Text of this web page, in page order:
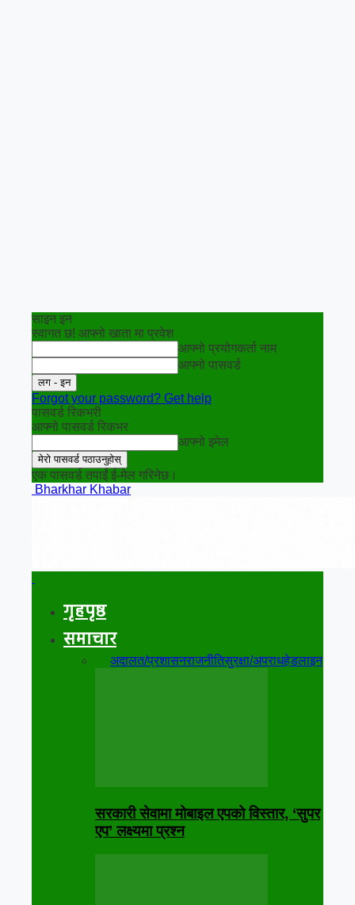
साइन इन
स्वागत छ! आफ्नो खाता मा प्रवेश
आफ्नो प्रयोगकर्ता नाम
आफ्नो पासवर्ड
Forgot your password? Get help
पासवर्ड रिकभरी
आफ्नो पासवर्ड रिकभर
आफ्नो इमेल
एक पासवर्ड तपाईं ई-मेल गरिनेछ।
Bharkhar Khabar
गृहपृष्ठ
समाचार
अदालत/प्रशासनराजनीतिसुरक्षा/अपराधहेडलाइन
सरकारी सेवामा मोबाइल एपको विस्तार, ‘सुपर
एप’ लक्ष्यमा प्रश्न